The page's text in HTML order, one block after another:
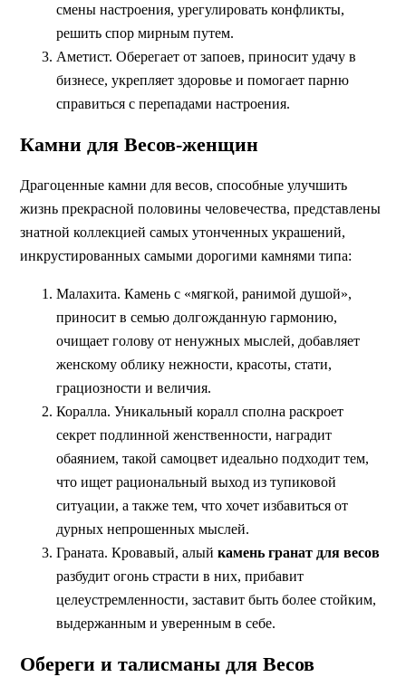
смены настроения, урегулировать конфликты,
решить спор мирным путем.
Аметист. Оберегает от запоев, приносит удачу в
бизнесе, укрепляет здоровье и помогает парню
справиться с перепадами настроения.
Камни для Весов-женщин
Драгоценные камни для весов, способные улучшить
жизнь прекрасной половины человечества, представлены
знатной коллекцией самых утонченных украшений,
инкрустированных самыми дорогими камнями типа:
Малахита. Камень с «мягкой, ранимой душой»,
приносит в семью долгожданную гармонию,
очищает голову от ненужных мыслей, добавляет
женскому облику нежности, красоты, стати,
грациозности и величия.
Коралла. Уникальный коралл сполна раскроет
секрет подлинной женственности, наградит
обаянием, такой самоцвет идеально подходит тем,
что ищет рациональный выход из тупиковой
ситуации, а также тем, что хочет избавиться от
дурных непрошенных мыслей.
Граната. Кровавый, алый камень гранат для весов
разбудит огонь страсти в них, прибавит
целеустремленности, заставит быть более стойким,
выдержанным и уверенным в себе.
Обереги и талисманы для Весов